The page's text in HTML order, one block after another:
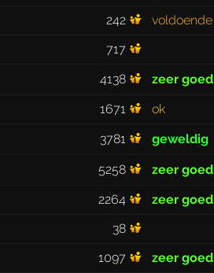
242 voldoende
717
4138 zeer goed
1671 ok
3781 geweldig
5258 zeer goed
2264 zeer goed
38
1097 zeer goed